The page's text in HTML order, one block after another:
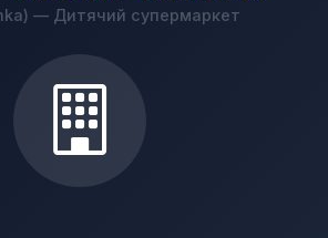
— Дитячий супермаркет